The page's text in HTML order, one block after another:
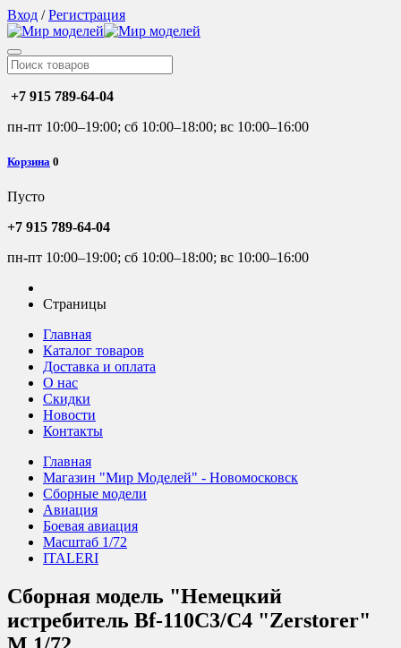
Вход /Регистрация
+7 915 789-64-04
пн-пт 10:00–19:00; сб 10:00–18:00; вс 10:00–16:00
Корзина 0
Пусто
+7 915 789-64-04
пн-пт 10:00–19:00; сб 10:00–18:00; вс 10:00–16:00
Страницы
Главная
Каталог товаров
Доставка и оплата
О нас
Скидки
Новости
Контакты
Главная
Магазин "Мир Моделей" - Новомосковск
Сборные модели
Авиация
Боевая авиация
Масштаб 1/72
ITALERI
Сборная модель "Немецкий
истребитель Bf-110C3/C4 "Zerstorer"